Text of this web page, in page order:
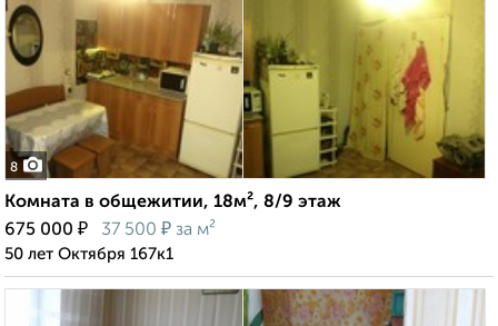
8
Комната в общежитии, 18м², 8/9 этаж
675 000 ₽ 37 500 ₽ за м²
50 лет Октября 167к1